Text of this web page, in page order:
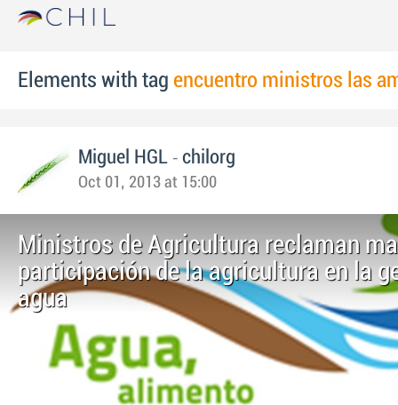
Elements with tag encuentro ministros las
Miguel HGL - chilorg
Oct 01, 2013 at 15:00
Ministros de Agricultura reclaman
participación de la agricultura en la
agua